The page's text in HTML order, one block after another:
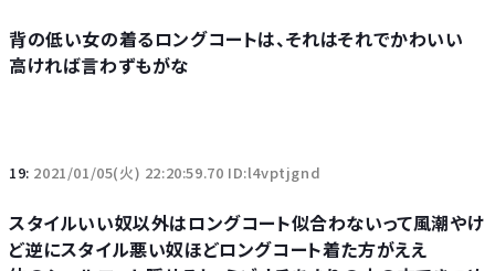
背の低い女の着るロングコートは、それはそれでかわいい
高ければ言わずもがな
19: 2021/01/05(火) 22:20:59.70 ID:l4vptjgnd
スタイルいい奴以外はロングコート似合わないって風潮やけ
ど逆にスタイル悪い奴ほどロングコート着た方がええ